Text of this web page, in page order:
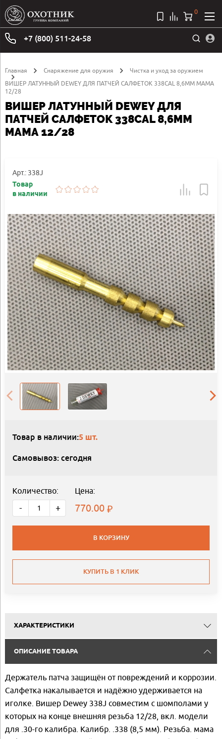
+7 (800) 511-24-58
0
Главная Снаряжение для оружия
Чистка и уход за оружием
ВИШЕР ЛАТУННЫЙ DEWEY ДЛЯ ПАТЧЕЙ САЛФЕТОК 338CAL 8,6MM МАМА
12/28
ВИШЕР ЛАТУННЫЙ DEWEY ДЛЯ
ПАТЧЕЙ САЛФЕТОК 338CAL 8,6MM
МАМА 12/28
Арт.: 338J
Товар
в наличии
Товар в наличии:5 шт.
Самовывоз: сегодня
Количество:
- +
Цена:
770.00
В КОРЗИНУ
КУПИТЬ В 1 КЛИК
ХАРАКТЕРИСТИКИ
ОПИСАНИЕ ТОВАРА
Держатель патча защищён от повреждений и коррозии.
Салфетка накалывается и надёжно удерживается на
иголке. Вишер Dewey 338J совместим с шомполами у
которых на конце внешняя резьба 12/28, вкл. модели
для .30-го калибра. Калибр. .338 (8,5 мм). Резьба. мама